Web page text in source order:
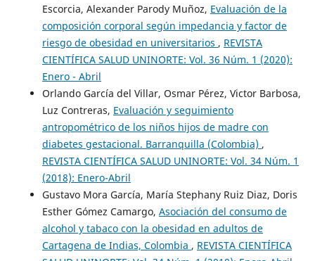
Escorcia, Alexander Parody Muñoz, Evaluación de la
composición corporal según impedancia y factor de
riesgo de obesidad en universitarios , REVISTA
CIENTÍFICA SALUD UNINORTE: Vol. 36 Núm. 1 (2020):
Enero - Abril
Orlando García del Villar, Osmar Pérez, Victor Barbosa,
Luz Contreras, Evaluación y seguimiento
antropométrico de los niños hijos de madre con
diabetes gestacional. Barranquilla (Colombia) ,
REVISTA CIENTÍFICA SALUD UNINORTE: Vol. 34 Núm. 1
(2018): Enero-Abril
Gustavo Mora García, María Stephany Ruiz Diaz, Doris
Esther Gómez Camargo, Asociación del consumo de
alcohol y tabaco con la obesidad en adultos de
Cartagena de Indias, Colombia , REVISTA CIENTÍFICA